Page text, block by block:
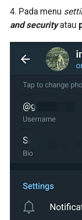
4. Pada menu
and security atau